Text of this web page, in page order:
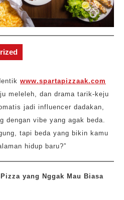
www.spartapizzaak.com
meleleh, dan drama tarik-keju
jadi influencer dadakan,
dengan vibe yang agak beda.
tapi beda yang bikin kamu
hidup baru?”
yang Nggak Mau Biasa